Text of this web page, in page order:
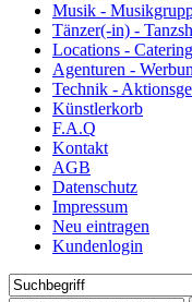
Musik -
Tänzer(-in) -
Locations -
Agenturen -
Technik -
Künstlerkorb
F.A.Q
Kontakt
AGB
Datenschutz
Impressum
Neu eintragen
Kundenlogin